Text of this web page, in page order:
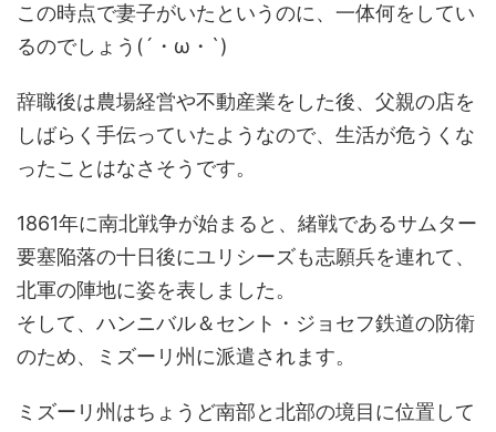
この時点で妻子がいたというのに、一体何をしてい
るのでしょう(´・ω・`)
辞職後は農場経営や不動産業をした後、父親の店を
しばらく手伝っていたようなので、生活が危うくな
ったことはなさそうです。
1861年に南北戦争が始まると、緒戦であるサムター
要塞陥落の十日後にユリシーズも志願兵を連れて、
北軍の陣地に姿を表しました。
そして、ハンニバル＆セント・ジョセフ鉄道の防衛
のため、ミズーリ州に派遣されます。
ミズーリ州はちょうど南部と北部の境目に位置して